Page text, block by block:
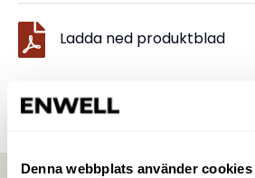
Denna webbplats använder cookies
Ladda ned produktblad